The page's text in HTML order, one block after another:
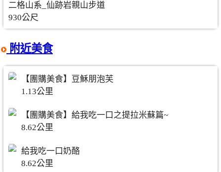
二格山系_仙跡岩親山步道
930公尺
附近美食
【團購美食】豆穌朋泡芙
1.13公里
【團購美食】給我吃一口之提拉米蘇篇~
8.62公里
給我吃一口奶酪
8.62公里